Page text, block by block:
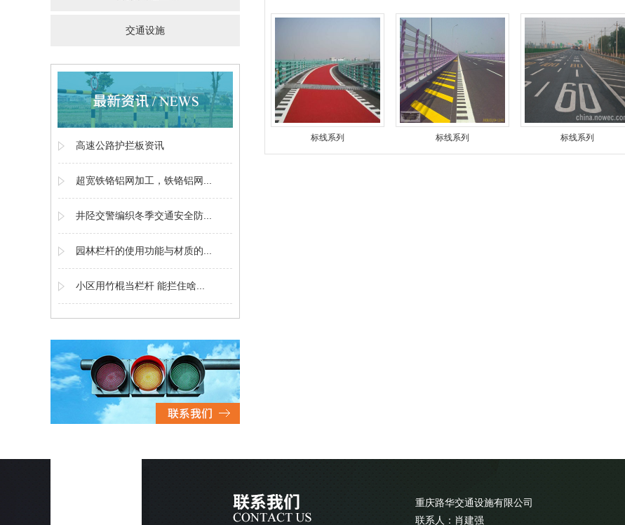
交通设施
高速公路护拦板资讯
超宽铁铬铝网加工，铁铬铝网...
井陉交警编织冬季交通安全防...
园林栏杆的使用功能与材质的...
小区用竹棍当栏杆 能拦住啥...
标线系列 标线系列 标线系列
重庆路华交通设施有限公司
联系人：肖建强